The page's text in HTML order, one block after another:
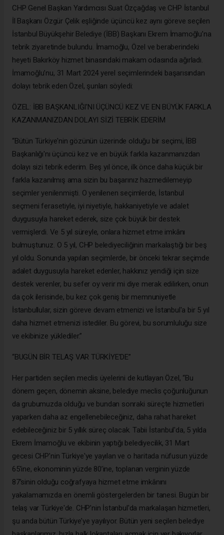
CHP Genel Başkan Yardımcısı Suat Özçağdaş ve CHP İstanbul
İl Başkanı Özgür Çelik eşliğinde üçüncü kez aynı göreve seçilen
İstanbul Büyükşehir Belediye (İBB) Başkanı Ekrem İmamoğlu’na
tebrik ziyaretinde bulundu. İmamoğlu, Özel ve beraberindeki
heyeti Bakırköy hizmet binasındaki makam odasında ağırladı.
İmamoğlu’nu, 31 Mart 2024 yerel seçimlerindeki başarısından
dolayı tebrik eden Özel, şunları söyledi:
ÖZEL: İBB BAŞKANLIĞI'NI ÜÇÜNCÜ KEZ VE EN BÜYÜK FARKLA
KAZANMANIZDAN DOLAYI SİZİ TEBRİK EDERİM
“Bütün Türkiye'nin gözünün üzerinde olduğu bir seçimi, İBB
Başkanlığı'nı üçüncü kez ve en büyük farkla kazanmanızdan
dolayı sizi tebrik ederim. Beş yıl önce, ilk önce daha küçük bir
farkla kazanılmış ama sizin bu başarınız hazmedilemeyip
seçimler yenilenmişti. O yenilenen seçimlerde, İstanbul
seçmeni ferasetiyle, iyi niyetiyle, hakkaniyetiyle ve adalet
duygusuyla hareket ederek, size çok büyük bir destek
vermişlerdi. Ve 5 yıl süreyle, onlara hizmet etme imkânı
bulmuştunuz. O 5 yıl, CHP belediyeciliğinin markalaştığı bir beş
yıl oldu. Sonunda yapılan seçimlerde, bir önceki tekrar seçimde
adalet duygusuyla hareket edenler, hakkınız yendiği için size
destek verenler, bu sefer oy verir mi diye merak edilirken, onun
da çok ilerisinde, bu kez çok geniş bir memnuniyetle
İstanbullular, sizin göreve devam etmenizi ve İstanbul'a bir 5 yıl
daha hizmet etmenizi istediler. Bu görevi, bu sorumluluğu size
ve ekibinize yüklediler.”
“BUGÜN BİR TELAŞ VAR TÜRKİYE’DE”
Her partiden seçilen meclis üyelerini de kutlayan Özel, “Bu
dönem geçen, dönemin aksine, belediye meclis çoğunluğunun
da grubumuzda olduğu ve bundan sonraki süreçte hizmetleri
yaparken daha az engellenebileceğiniz, daha rahat hareket
edebileceğiniz bir 5 yıllık süreç olacak. Tabii İstanbul'da, 5 yılda
Ekrem İmamoğlu ve ekibinin yaptığı belediyecilik, 31 Mart
gecesi CHP’nin Türkiye'ye yayılan ve o haritada nüfusun yüzde
65’ine, ekonominin yüzde 80’ine, toplanan verginin yüzde
87’sinin olduğu coğrafyaya hizmet etme imkânını
yakalamamızda en önemli göstergelerden bir tanesi. Bugün bir
telaş var Türkiye'de. CHP’nin İstanbul'da markalaşan hizmetleri,
şu anda bütün Türkiye’ye yayılıyor. Bütün yeni seçilen belediye